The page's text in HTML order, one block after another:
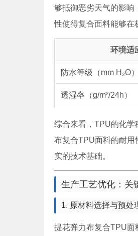
够抵御恶劣天气的影响
性使得复合面料能够在
环境适
防水等级（mm H₂O）
透湿率（g/m²/24h）
综合来看，TPU的化学
布复合TPU面料的耐用
实的技术基础。
生产工艺优化：关
1. 原材料选择与预处
提花弹力布复合TPU面